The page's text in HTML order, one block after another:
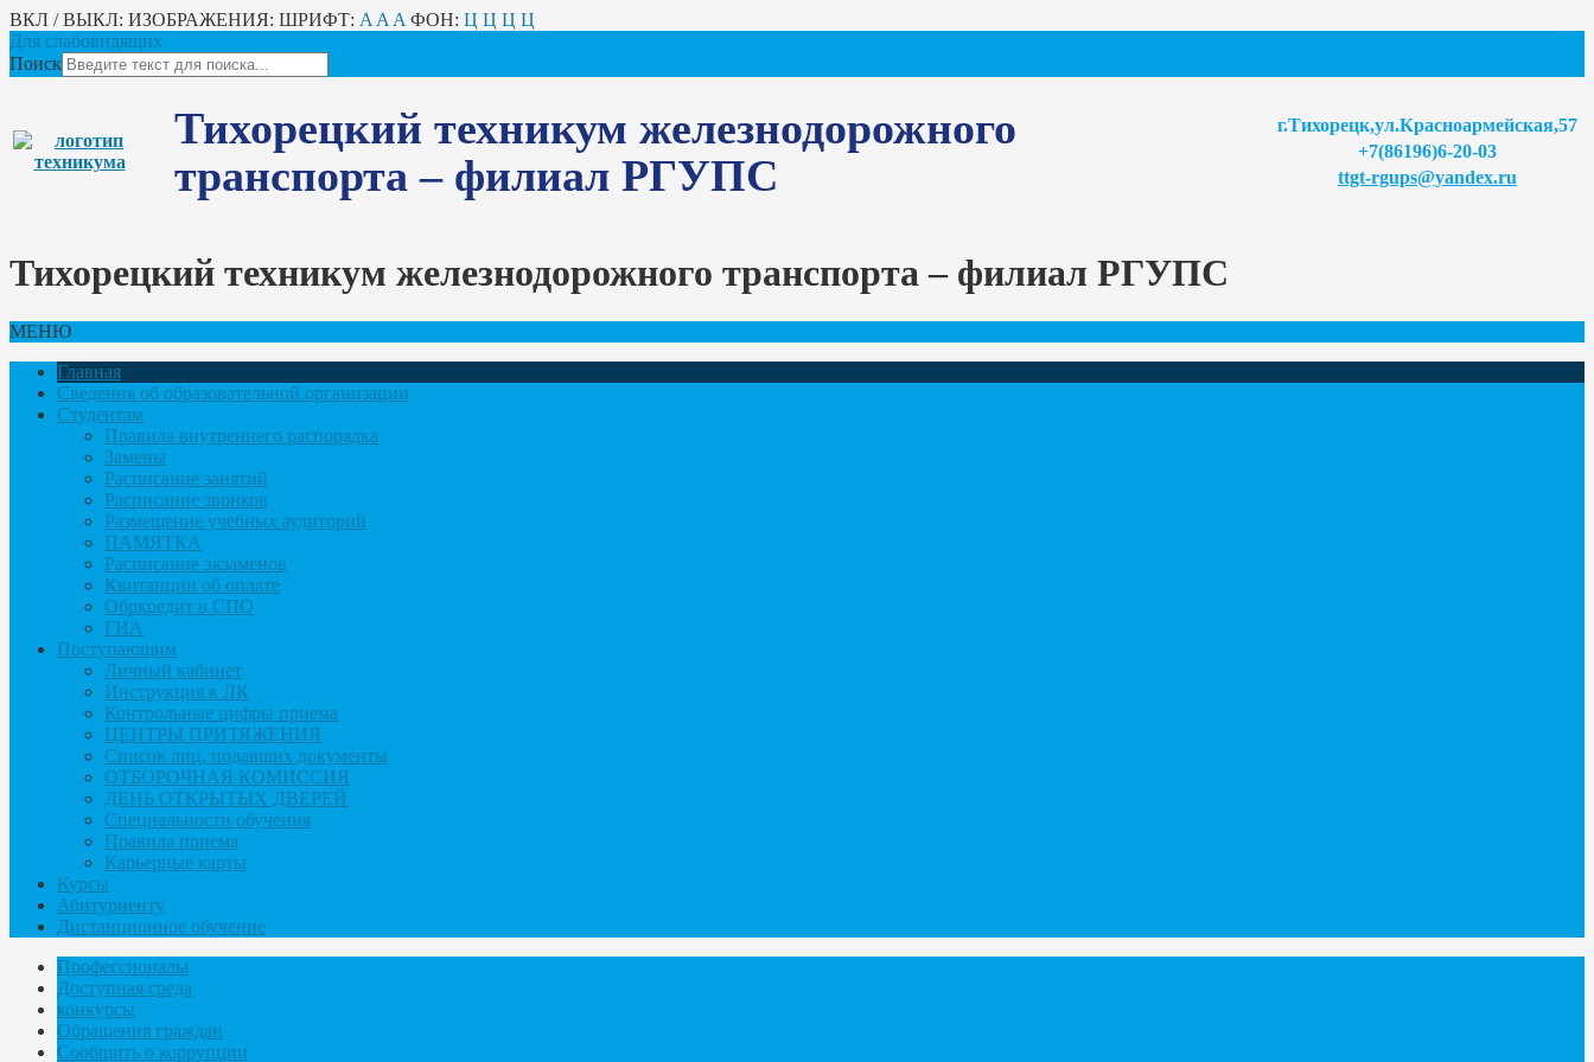
ВКЛ / ВЫКЛ: ИЗОБРАЖЕНИЯ: ШРИФТ: A A A ФОН: Ц Ц Ц Ц
Для слабовидящих
Поиск
Тихорецкий техникум железнодорожного
транспорта – филиал РГУПС
г.Тихорецк,ул.Красноармейская,57
+7(86196)6-20-03
ttgt-rgups@yandex.ru
Тихорецкий техникум железнодорожного транспорта – филиал РГУПС
МЕНЮ
Главная
Сведения об образовательной организации
Студентам
Правила внутреннего распорядка
Замены
Расписание занятий
Расписание звонков
Размещение учебных аудиторий
ПАМЯТКА
Расписание экзаменов
Квитанции об оплате
Обркредит в СПО
ГИА
Поступающим
Личный кабинет
Инструкция к ЛК
Контрольные цифры приема
ЦЕНТРЫ ПРИТЯЖЕНИЯ
Список лиц, подавших документы
ОТБОРОЧНАЯ КОМИССИЯ
ДЕНЬ ОТКРЫТЫХ ДВЕРЕЙ
Специальности обучения
Правила приема
Карьерные карты
Курсы
Абитуриенту
Дистанционное обучение
Профессионалы
Доступная среда
конкурсы
Обращения граждан
Сообщить о коррупции